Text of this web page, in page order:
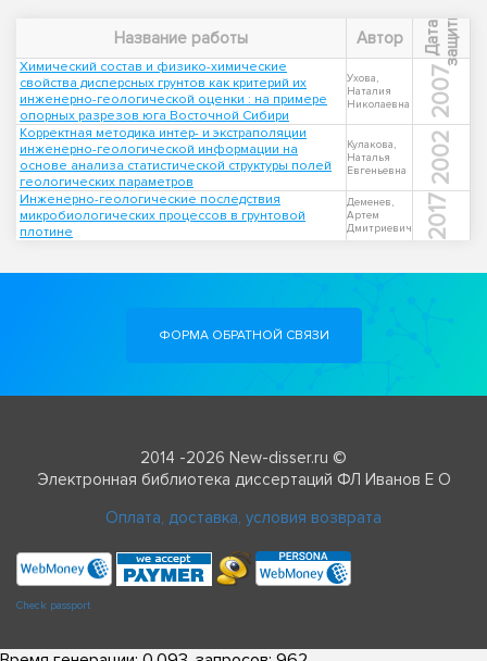
Название работы Автор Д
а
т
а
з
а
щ
и
т ы
Химический состав и физико-химические
свойства дисперсных грунтов как критерий их
инженерно-геологической оценки : на примере
опорных разрезов юга Восточной Сибири
Ухова,
Наталия
Николаевна
2007
Корректная методика интер- и экстраполяции
инженерно-геологической информации на
основе анализа статистической структуры полей
геологических параметров
Кулакова,
Наталья
Евгеньевна
2002
Инженерно-геологические последствия
микробиологических процессов в грунтовой
плотине
Деменев,
Артем
Дмитриевич
2017
ФОРМА ОБРАТНОЙ СВЯЗИ
2014 -2026 New-disser.ru ©
Электронная библиотека диссертаций ФЛ Иванов Е О
Оплата, доставка, условия возврата
Check passport